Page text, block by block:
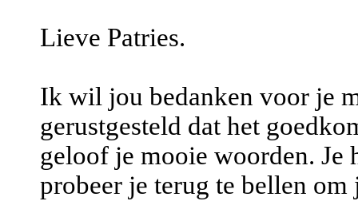
Lieve Patries.
Ik wil jou bedanken voor je
gerustgesteld dat het
geloof je mooie woorden. Je
probeer je terug te bellen om